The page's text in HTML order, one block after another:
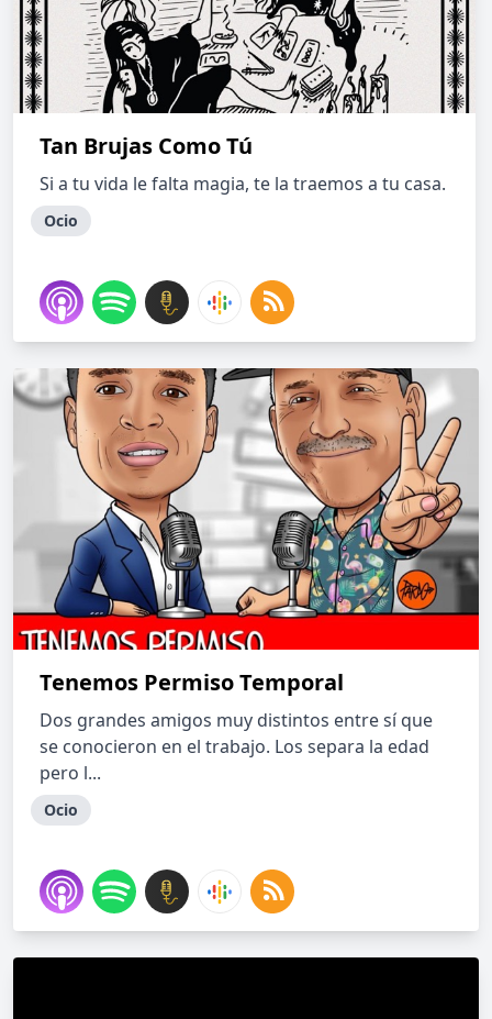
Tan Brujas Como Tú
Si a tu vida le falta magia, te la traemos a tu casa.
Ocio
Tenemos Permiso Temporal
Dos grandes amigos muy distintos entre sí que
se conocieron en el trabajo. Los separa la edad
pero l...
Ocio